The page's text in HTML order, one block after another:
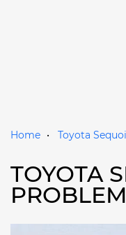
Home Toyota
TOYOTA